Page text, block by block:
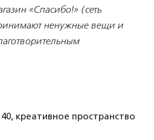
«Спасибо!» (сеть
ненужные вещи и
креативное пространство